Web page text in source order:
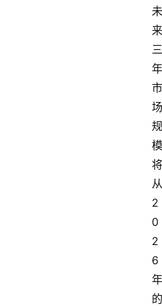
未
来
三
年
市
场
规
模
将
从
2
0
2
6
年
的